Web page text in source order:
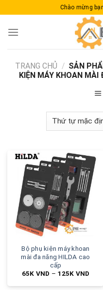
to
Chào mừng
TRANG CHỦ / SẢN
KIỆN MÁY KHOAN MÀI
Bộ phụ kiện máy khoan
mài đa năng HILDA cao
cấp
65K VND – 125K VND